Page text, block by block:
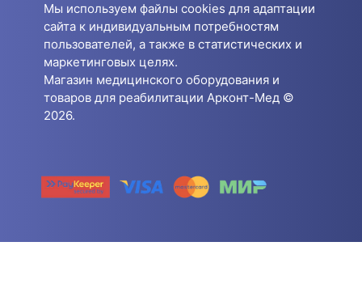
Мы используем файлы cookies для адаптации
сайта к индивидуальным потребностям
пользователей, а также в статистических и
маркетинговых целях.
Магазин медицинского оборудования и
товаров для реабилитации Арконт-Мед ©
2026.